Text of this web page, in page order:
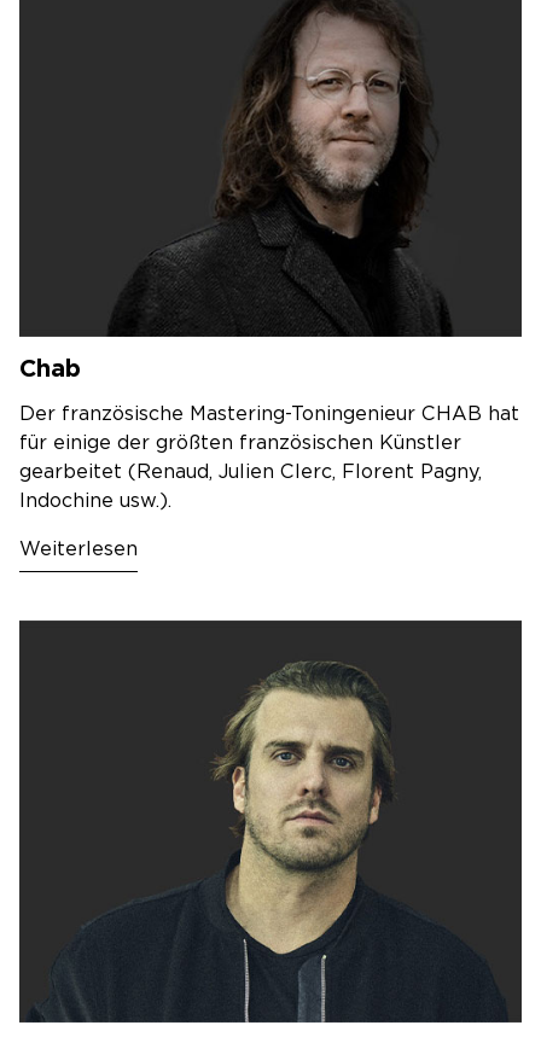
Chab
Der französische Mastering-Toningenieur CHAB hat
für einige der größten französischen Künstler
gearbeitet (Renaud, Julien Clerc, Florent Pagny,
Indochine usw.).
Weiterlesen